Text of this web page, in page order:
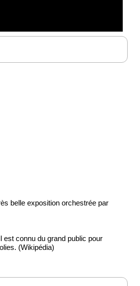
belle exposition orchestrée par
connu du grand public pour
(Wikipédia)